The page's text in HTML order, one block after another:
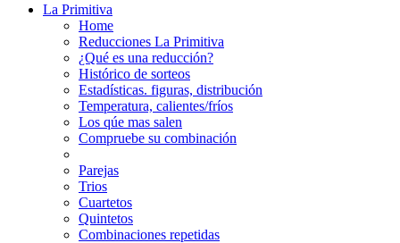
La Primitiva
Home
Reducciones La Primitiva
¿Qué es una reducción?
Histórico de sorteos
Estadísticas. figuras, distribución
Temperatura, calientes/fríos
Los qúe mas salen
Compruebe su combinación
Parejas
Trios
Cuartetos
Quintetos
Combinaciones repetidas